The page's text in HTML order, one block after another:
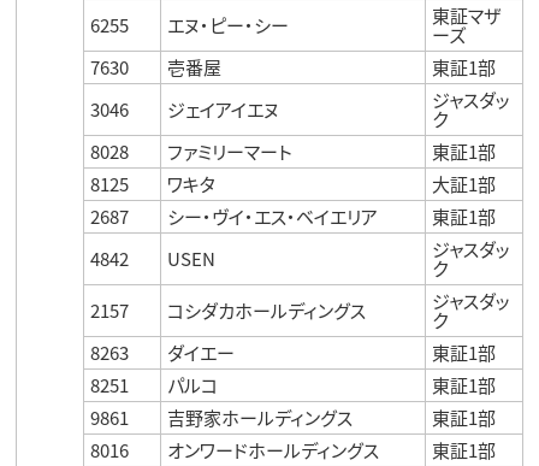
6255
エヌ・ピー・シー 東証マザ
ーズ
7630
壱番屋
東証1部
3046
ジェイアイエヌ ジャスダッ
ク
8028
ファミリーマート
東証1部
8125
ワキタ
大証1部
2687
シー・ヴイ・エス・ベイエリア
東証1部
4842
USEN ジャスダッ
ク
2157
コシダカホールディングス ジャスダッ
ク
8263
ダイエー
東証1部
8251
パルコ
東証1部
9861
吉野家ホールディングス
東証1部
8016
オンワードホールディングス
東証1部